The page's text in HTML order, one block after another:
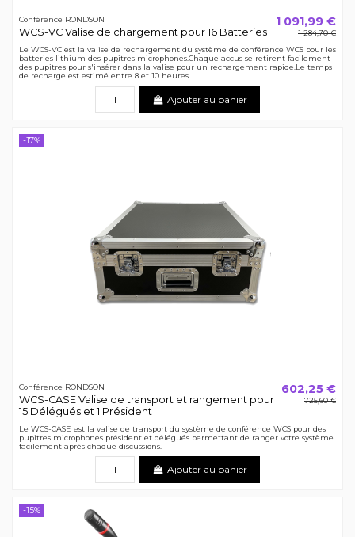
Conférence RONDSON
WCS-VC Valise de chargement pour 16 Batteries
1 091,99 €
1 284,70 €
Le WCS-VC est la valise de rechargement du système de conférence WCS pour les
batteries lithium des pupitres microphones.Chaque accus se retirent facilement
des pupitres pour s'insérer dans la valise pour un rechargement rapide.Le temps
de recharge est estimé entre 8 et 10 heures.
Ajouter au panier
-17%
Conférence RONDSON
WCS-CASE Valise de transport et rangement pour
15 Délégués et 1 Président
602,25 €
725,60 €
Le WCS-CASE est la valise de transport du système de conférence WCS pour des
pupitres microphones président et délégués permettant de ranger votre système
facilement après chaque discussions.
Ajouter au panier
-15%